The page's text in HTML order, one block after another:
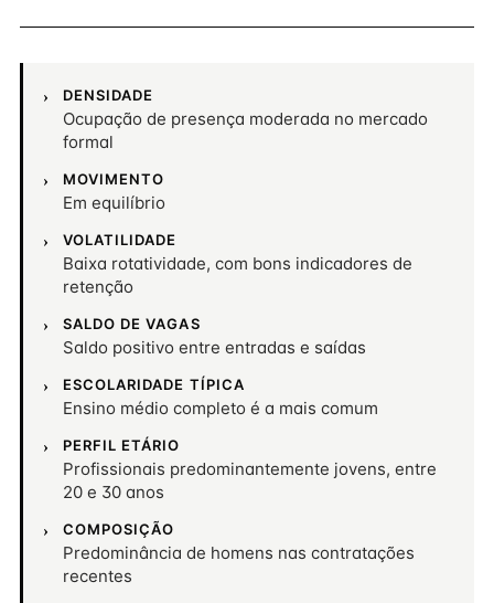
DENSIDADE
Ocupação de presença moderada no mercado
formal
MOVIMENTO
Em equilíbrio
VOLATILIDADE
Baixa rotatividade, com bons indicadores de
retenção
SALDO DE VAGAS
Saldo positivo entre entradas e saídas
ESCOLARIDADE TÍPICA
Ensino médio completo é a mais comum
PERFIL ETÁRIO
Profissionais predominantemente jovens, entre
20 e 30 anos
COMPOSIÇÃO
Predominância de homens nas contratações
recentes